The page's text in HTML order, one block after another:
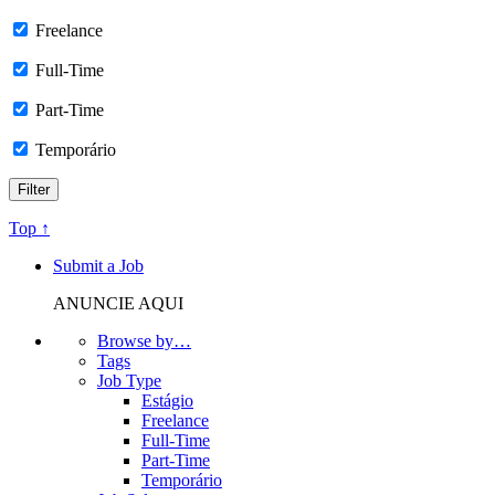
Freelance
Full-Time
Part-Time
Temporário
Top ↑
Submit a Job
ANUNCIE AQUI
Browse by…
Tags
Job Type
Estágio
Freelance
Full-Time
Part-Time
Temporário